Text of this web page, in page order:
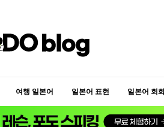
여행 일본어 일본어 표현 일본어 회